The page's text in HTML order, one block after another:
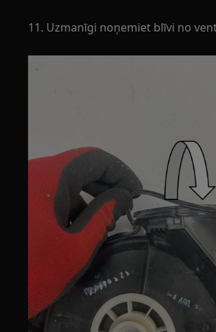
11. Uzmanīgi noņemiet blīvi no